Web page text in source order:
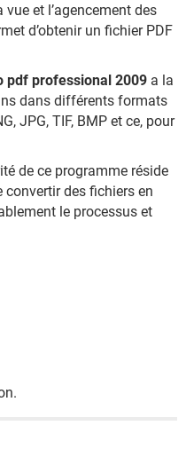
et l’agencement des
d’obtenir un fichier PDF
pdf professional 2009 a la
dans différents formats
JPG, TIF, BMP et ce, pour
de ce programme réside
convertir des fichiers en
le processus et